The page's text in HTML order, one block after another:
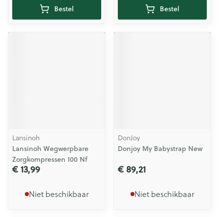
Bestel Bestel
Lansinoh
Lansinoh Wegwerpbare
Zorgkompressen 100 Nf
€ 13,99
Niet beschikbaar
DonJoy
Donjoy My Babystrap New
€ 89,21
Niet beschikbaar